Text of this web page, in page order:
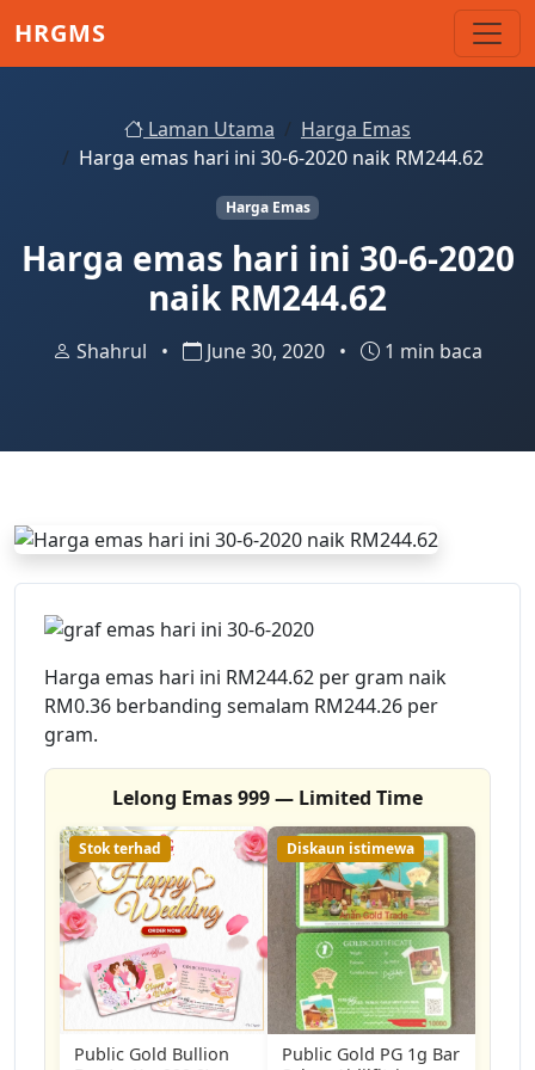
HRGMS
Laman Utama
Harga Emas
Harga emas hari ini 30-6-2020 naik RM244.62
Harga Emas
Harga emas hari ini 30-6-2020
naik RM244.62
Shahrul • June 30, 2020 • 1 min baca
Harga emas hari ini RM244.62 per gram naik
RM0.36 berbanding semalam RM244.26 per
gram.
Lelong Emas 999 — Limited Time
Stok terhad
Public Gold Bullion
Diskaun istimewa
Public Gold PG 1g Bar